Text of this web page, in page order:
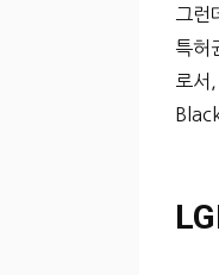
그런
특허
로서